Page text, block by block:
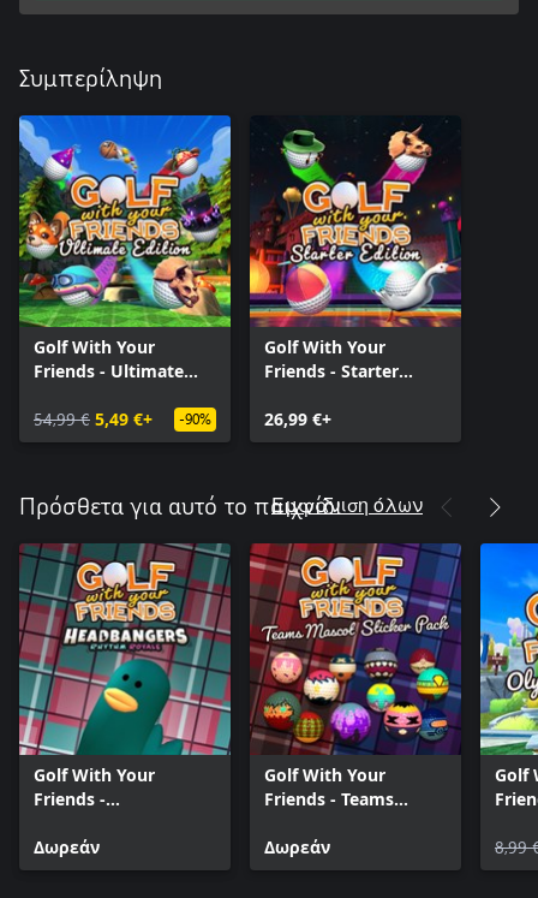
Συμπερίληψη
Golf With Your
Friends - Ultimate
54,99 € 5,49 €+ -90%
Golf With Your
Friends - Starter
26,99 €+
Πρόσθετα για αυτό το παιχνίδιΕμφάνιση όλων
Golf With Your
Friends -
Δωρεάν
Golf With Your
Friends - Teams
Δωρεάν
Golf
8,99